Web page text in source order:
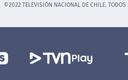
©2022 TELEVISIÓN NACIONAL DE CHILE. TODOS